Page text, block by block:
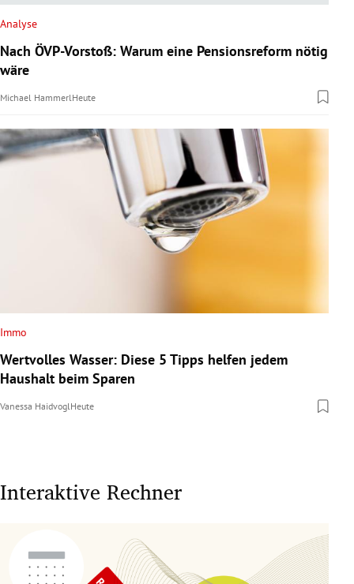
Analyse
Nach ÖVP-Vorstoß: Warum eine Pensionsreform nötig
wäre
Michael Hammerl Heute
Immo
Wertvolles Wasser: Diese 5 Tipps helfen jedem
Haushalt beim Sparen
Vanessa HaidvoglHeute
Interaktive Rechner